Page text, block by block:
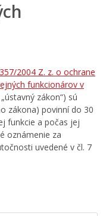
2004 Z. z. o ochrane
funkcionárov v
zákon“) sú
zákona) povinní do 30
funkcie a počas jej
oznámenie za
uvedené v čl. 7